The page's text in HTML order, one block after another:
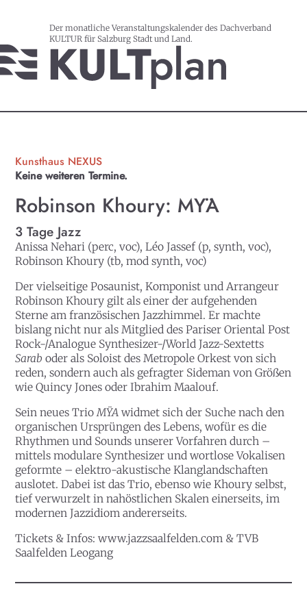
Der monatliche Veranstaltungskalender des Dachverband
KULTUR für Salzburg Stadt und Land.
Kunsthaus NEXUS
Keine weiteren Termine.
Robinson Khoury: MŸA
3 Tage Jazz
Anissa Nehari (perc, voc), Léo Jassef (p, synth, voc),
Robinson Khoury (tb, mod synth, voc)
Der vielseitige Posaunist, Komponist und Arrangeur
Robinson Khoury gilt als einer der aufgehenden
Sterne am französischen Jazzhimmel. Er machte
bislang nicht nur als Mitglied des Pariser Oriental Post
Rock-/Analogue Synthesizer-/World Jazz-Sextetts
Sarab oder als Soloist des Metropole Orkest von sich
reden, sondern auch als gefragter Sideman von Größen
wie Quincy Jones oder Ibrahim Maalouf.
Sein neues Trio MŸA widmet sich der Suche nach den
organischen Ursprüngen des Lebens, wofür es die
Rhythmen und Sounds unserer Vorfahren durch –
mittels modulare Synthesizer und wortlose Vokalisen
geformte – elektro-akustische Klanglandschaften
auslotet. Dabei ist das Trio, ebenso wie Khoury selbst,
tief verwurzelt in nahöstlichen Skalen einerseits, im
modernen Jazzidiom andererseits.
Tickets & Infos:www.jazzsaalfelden.com & TVB
Saalfelden Leogang